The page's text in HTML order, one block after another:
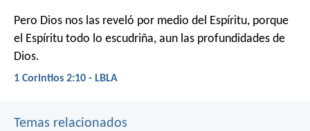
Pero Dios nos las reveló por medio del Espíritu, porque
el Espíritu todo lo escudriña, aun las profundidades de
Dios.
1 Corintios 2:10 - LBLA
Temas relacionados